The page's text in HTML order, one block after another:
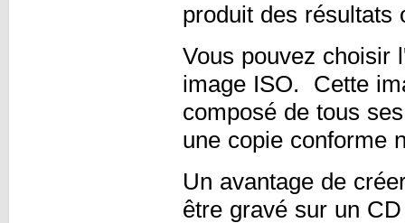
produit des résultats
Vous pouvez choisir
image ISO. Cette
composé de tous
une copie conforme
Un avantage de
être gravé sur un